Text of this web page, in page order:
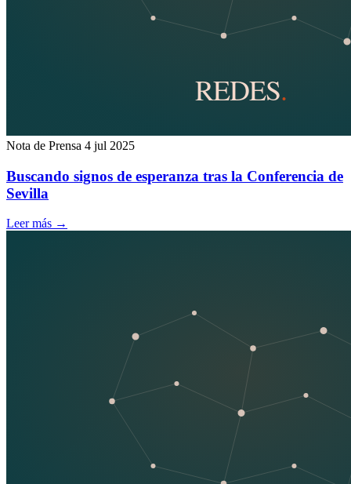
Nota de Prensa 4 jul 2025
Buscando signos de esperanza tras la Conferencia de
Sevilla
Leer más →